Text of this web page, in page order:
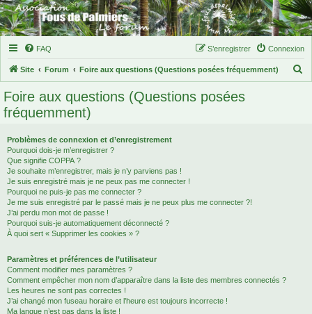
FAQ Connexion
S’enregistrer
Site Forum Foire aux questions (Questions posées fréquemment)
Foire aux questions (Questions posées
fréquemment)
Problèmes de connexion et d’enregistrement
Pourquoi dois-je m’enregistrer ?
Que signifie COPPA ?
Je souhaite m’enregistrer, mais je n’y parviens pas !
Je suis enregistré mais je ne peux pas me connecter !
Pourquoi ne puis-je pas me connecter ?
Je me suis enregistré par le passé mais je ne peux plus me connecter ?!
J’ai perdu mon mot de passe !
Pourquoi suis-je automatiquement déconnecté ?
À quoi sert « Supprimer les cookies » ?
Paramètres et préférences de l’utilisateur
Comment modifier mes paramètres ?
Comment empêcher mon nom d’apparaître dans la liste des membres connectés ?
Les heures ne sont pas correctes !
J’ai changé mon fuseau horaire et l’heure est toujours incorrecte !
Ma langue n’est pas dans la liste !